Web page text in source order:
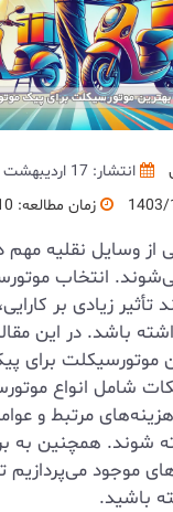
انتشار: 17 اردیبهشت 1402
1403/ زمان مطالعه: 10 دقیقه
از وسایل نقلیه
انتخاب
تأثیر زیادی بر
باشد. در این
موتورسیکلت برای
شامل انواع
مرتبط و
شوند. همچنین به
موجود می‌پردازیم
باشید.